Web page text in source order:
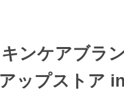
ンケアブラ
ップストア